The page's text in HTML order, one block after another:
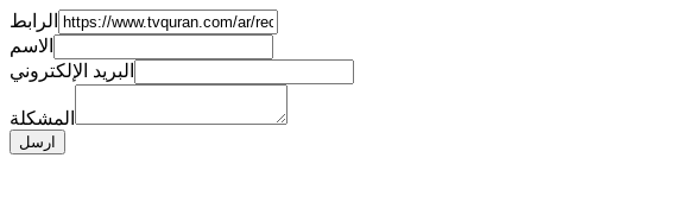
الرابط
الاسم
البريد الإلكتروني
المشكلة
ارسل